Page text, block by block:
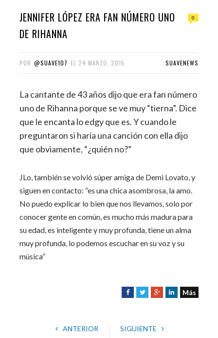
JENNIFER LÓPEZ ERA FAN NÚMERO UNO
DE RIHANNA
0
POR @SUAVE107 EL 24 MARZO, 2015 SUAVENEWS
La cantante de 43 años dijo que era fan número
uno de Rihanna porque se ve muy “tierna”. Dice
que le encanta lo edgy que es. Y cuando le
preguntaron si haría una canción con ella dijo
que obviamente, “¿quién no?”
JLo, también se volvió súper amiga de Demi Lovato, y
siguen en contacto: “es una chica asombrosa, la amo.
No puedo explicar lo bien que nos llevamos, solo por
conocer gente en común, es mucho más madura para
su edad, es inteligente y muy profunda, tiene un alma
muy profunda, lo podemos escuchar en su voz y su
música”
F
e
T
t
G
g
L
Más
ANTERIOR SIGUIENTE